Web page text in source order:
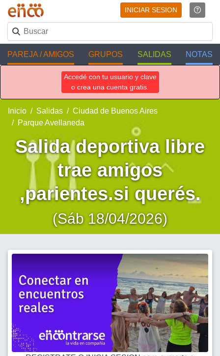
INICIAR SESION
PAREJA / AMIGOS GRUPOS SALIDAS NOTAS
Accedé con tu usuario y clave
o crea una cuenta gratis.
Inicio Salidas
Ciudad de Buenos Aires
Parque Avellaneda
Salida deportiva libre
trae amigos
,parientes.si querés.
(Sáb 18/04/2026)